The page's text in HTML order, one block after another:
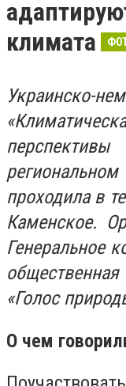
климата
проходила в
Каменское.
Генеральное
общественная
«Голос
О чем